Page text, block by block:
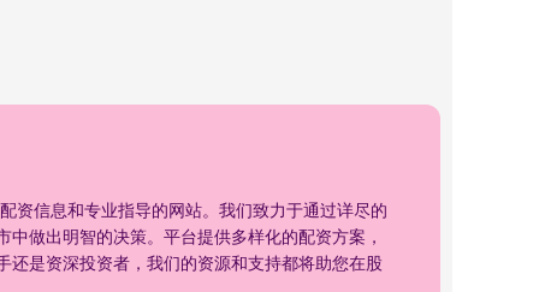
资信息和专业指导的网站。我们致力于通过详尽的
做出明智的决策。平台提供多样化的配资方案，
是资深投资者，我们的资源和支持都将助您在股